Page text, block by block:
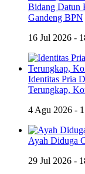
Bidang Datun
Gandeng BPN
16 Jul 2026 -
Identitas Pria
Terungkap,
4 Agu 2026 -
Ayah Diduga
29 Jul 2026 -